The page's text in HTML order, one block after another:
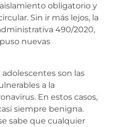
obligatorio y
Sin ir más lejos, la
490/2020,
nuevas
adolescentes son las
a la
En estos casos,
siempre benigna.
sabe que cualquier